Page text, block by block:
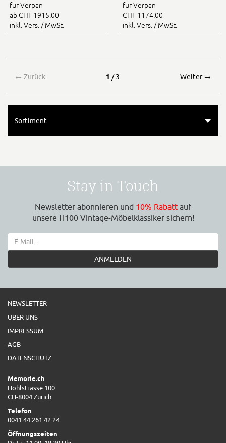
für Verpan
ab CHF 1915.00
inkl. Vers. / MwSt.
für Verpan
CHF 1174.00
inkl. Vers. / MwSt.
← Zurück 1 / 3 Weiter→
Sortiment
Stay in Touch
Newsletter abonnieren und 10% Rabatt auf
unsere H100 Vintage-Möbelklassiker sichern!
ANMELDEN
NEWSLETTER
ÜBER UNS
IMPRESSUM
AGB
DATENSCHUTZ
Memorie.ch
Hohlstrasse 100
CH-8004 Zürich
Telefon
0041 44 261 42 24
Öffnungszeiten